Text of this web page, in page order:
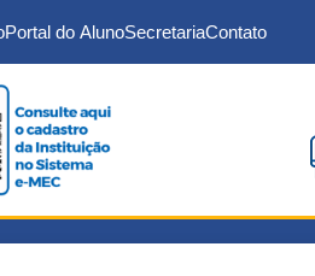
Portal do AlunoSecretariaContato